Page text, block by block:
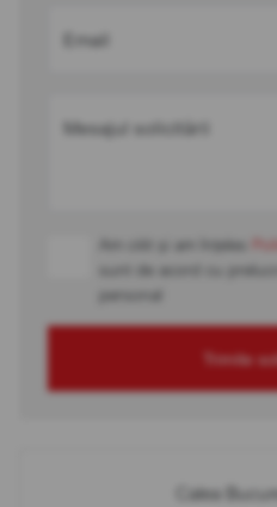
Email
Mesajul solicitării
Am citit și am înțeles
sunt de acord cu
personal
Trimite
Calea